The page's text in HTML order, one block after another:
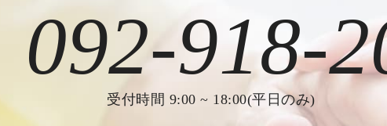
092-918-
受付時間 9:00 ~ 18:00(平日のみ)